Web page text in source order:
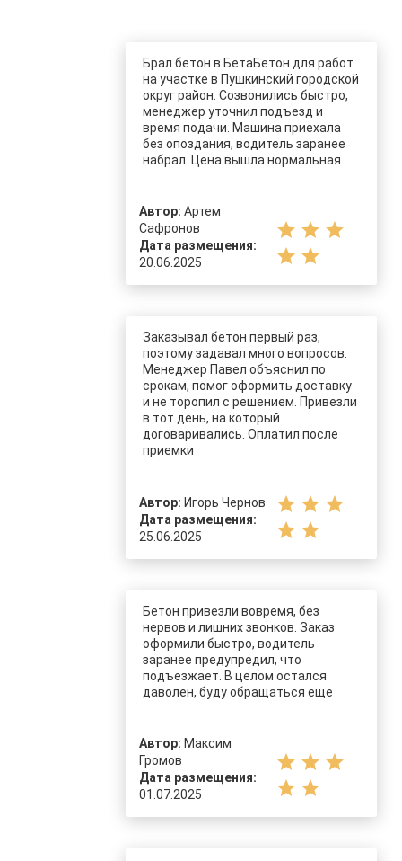
Брал бетон в БетаБетон для работ
на участке в Пушкинский городской
округ район. Созвонились быстро,
менеджер уточнил подъезд и
время подачи. Машина приехала
без опоздания, водитель заранее
набрал. Цена вышла нормальная
Автор: Артем
Сафронов
Дата размещения:
20.06.2025
star star star
star star
Заказывал бетон первый раз,
поэтому задавал много вопросов.
Менеджер Павел объяснил по
срокам, помог оформить доставку
и не торопил с решением. Привезли
в тот день, на который
договаривались. Оплатил после
приемки
Автор: Игорь Чернов
Дата размещения:
25.06.2025
star star star
star star
Бетон привезли вовремя, без
нервов и лишних звонков. Заказ
оформили быстро, водитель
заранее предупредил, что
подъезжает. В целом остался
даволен, буду обращаться еще
Автор: Максим
Громов
Дата размещения:
01.07.2025
star star star
star star